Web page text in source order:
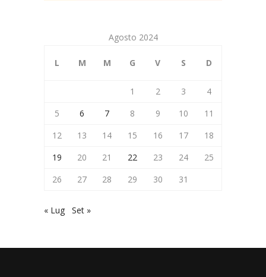
Agosto 2024
L M M G V S D
1 2 3
4
5
6 7 8 9 10
11
12
13 14 15 16 17
18
19
20 21 22 23 24
25
26
27 28 29 30 31
« Lug Set »